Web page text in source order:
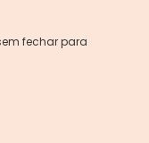
fechar para